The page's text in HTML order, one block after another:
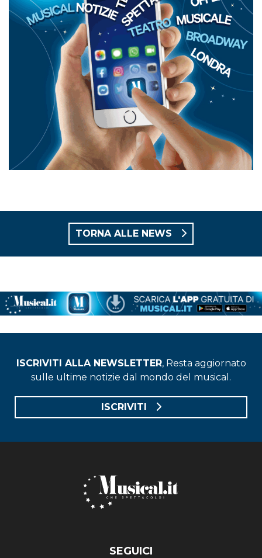
TORNA ALLE NEWS
ISCRIVITI ALLA NEWSLETTER, Resta aggiornato
sulle ultime notizie dal mondo del musical.
ISCRIVITI
SEGUICI